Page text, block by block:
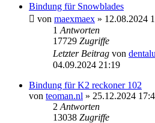
Bindung für Snowblades
von maexmaex » 12.08.2024
1 Antworten
17729 Zugriffe
Letzter Beitrag von
04.09.2024 21:19
Bindung für K2 reckoner 102
von teoman.nl » 25.12.2024
2 Antworten
13038 Zugriffe